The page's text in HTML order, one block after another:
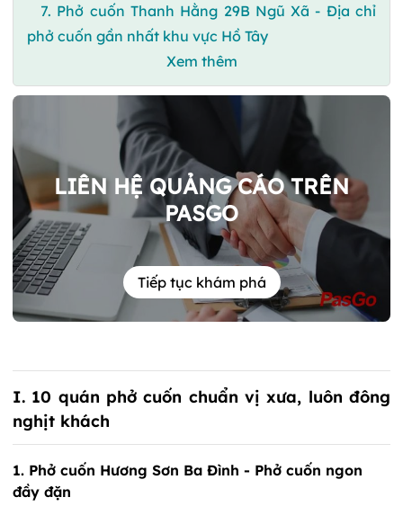
7. Phở cuốn Thanh Hằng 29B Ngũ Xã - Địa chỉ
phở cuốn gần nhất khu vực Hồ Tây
Xem thêm
LIÊN HỆ QUẢNG CÁO TRÊN
PASGO
Tiếp tục khám phá
I. 10 quán phở cuốn chuẩn vị xưa, luôn đông
nghịt khách
1. Phở cuốn Hương Sơn Ba Đình - Phở cuốn ngon
đầy đặn